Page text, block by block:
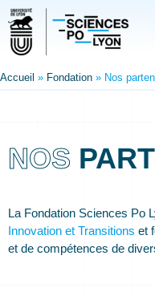
Accueil » Fondation » Nos
NOS
La Fondation Sciences Po
Innovation et Transitions et
et de compétences de